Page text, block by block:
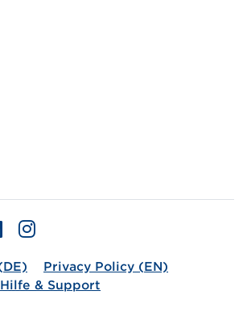
Privacy Policy (EN)
Hilfe & Support